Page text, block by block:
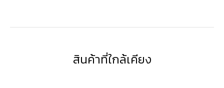
สินค้าที่ใกล้เคียง